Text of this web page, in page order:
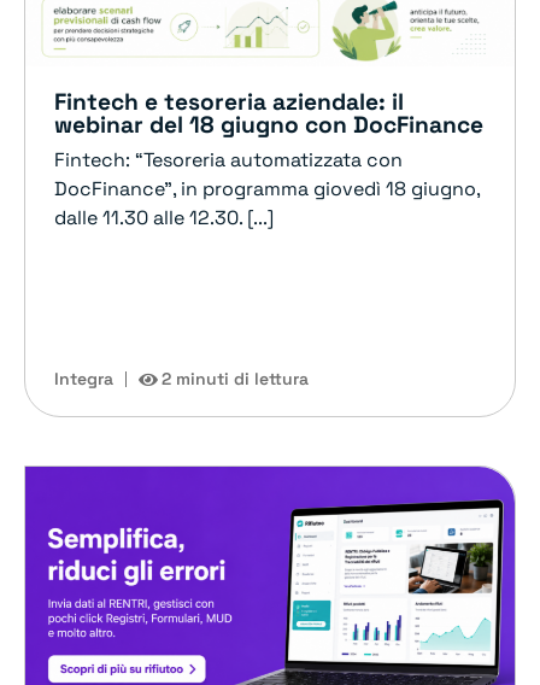
Fintech e tesoreria aziendale: il
webinar del 18 giugno con DocFinance
Fintech: “Tesoreria automatizzata con
DocFinance”, in programma giovedì 18 giugno,
dalle 11.30 alle 12.30. [...]
Integra 2 minuti di lettura